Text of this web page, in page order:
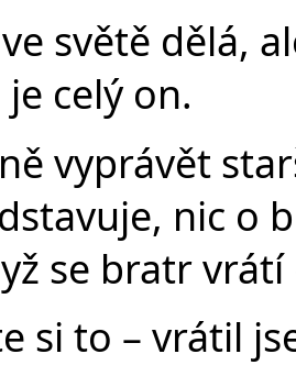
světě dělá,
celý on.
vyprávět
nic o
se bratr
si to – vrátil